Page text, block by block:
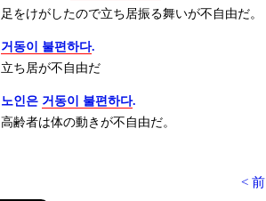
足をけがしたので立ち居振る舞いが不自由だ。
거동이 불편하다.
立ち居が不自由だ
노인은 거동이 불편하다.
高齢者は体の動きが不自由だ。
< 前